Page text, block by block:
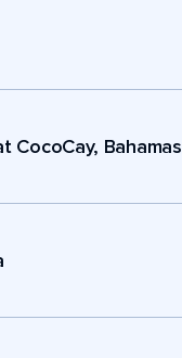
CocoCay, Bahamas